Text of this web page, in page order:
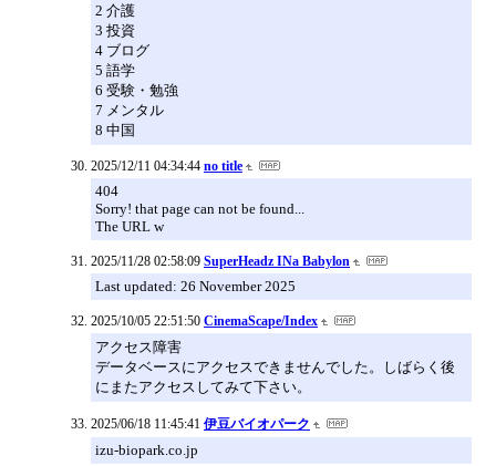
2 介護
3 投資
4 ブログ
5 語学
6 受験・勉強
7 メンタル
8 中国
2025/12/11 04:34:44 no title
404
Sorry! that page can not be found...
The URL w
2025/11/28 02:58:09 SuperHeadz INa Babylon
Last updated: 26 November 2025
2025/10/05 22:51:50 CinemaScape/Index
アクセス障害
データベースにアクセスできませんでした。しばらく後
にまたアクセスしてみて下さい。
2025/06/18 11:45:41 伊豆バイオパーク
izu-biopark.co.jp